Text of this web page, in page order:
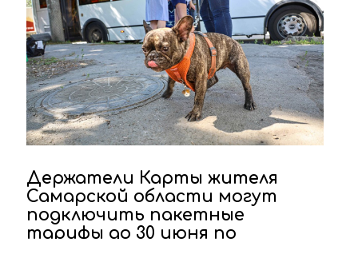
Держатели Карты жителя
Самарской области могут
подключить пакетные
тарифы до 30 июня по